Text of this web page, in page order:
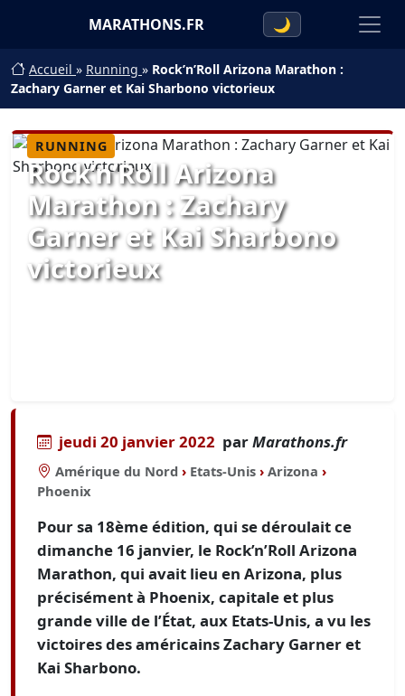
MARATHONS.FR 🌙
Accueil » Running » Rock’n’Roll Arizona Marathon :
Zachary Garner et Kai Sharbono victorieux
RUNNING
Rock’n’Roll Arizona
Marathon : Zachary
Garner et Kai Sharbono
victorieux
jeudi 20 janvier 2022 parMarathons.fr
Amérique du Nord › Etats-Unis › Arizona ›
Phoenix
Pour sa 18ème édition, qui se déroulait ce
dimanche 16 janvier, le Rock’n’Roll Arizona
Marathon, qui avait lieu en Arizona, plus
précisément à Phoenix, capitale et plus
grande ville de l’État, aux Etats-Unis, a vu les
victoires des américains Zachary Garner et
Kai Sharbono.